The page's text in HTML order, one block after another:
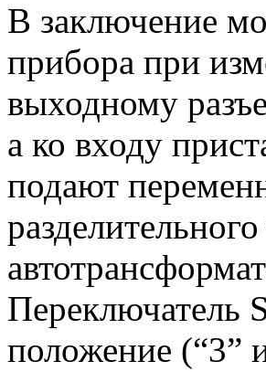
В заключение
прибора при
выходному
а ко входу
подают
Переключатель
положение (“3”